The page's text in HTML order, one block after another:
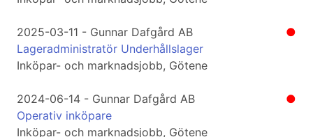
●
2025-03-11 - Gunnar Dafgård AB
Lageradministratör Underhållslager
Inköpar- och marknadsjobb, Götene
●
2024-06-14 - Gunnar Dafgård AB
Operativ inköpare
Inköpar- och marknadsjobb, Götene